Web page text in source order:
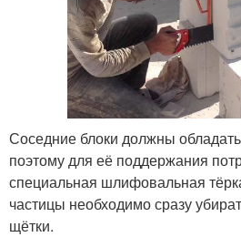
Соседние блоки должны
поэтому для её поддержания
специальная шлифовальная
частицы необходимо сразу
щётки.